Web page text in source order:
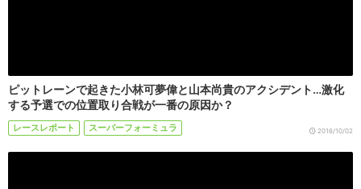
ピットレーンで起きた小林可夢偉と山本尚貴のアクシデント…激化
する予選での位置取り合戦が一番の原因か？
レースレポート スーパーフォーミュラ 2016/10/02